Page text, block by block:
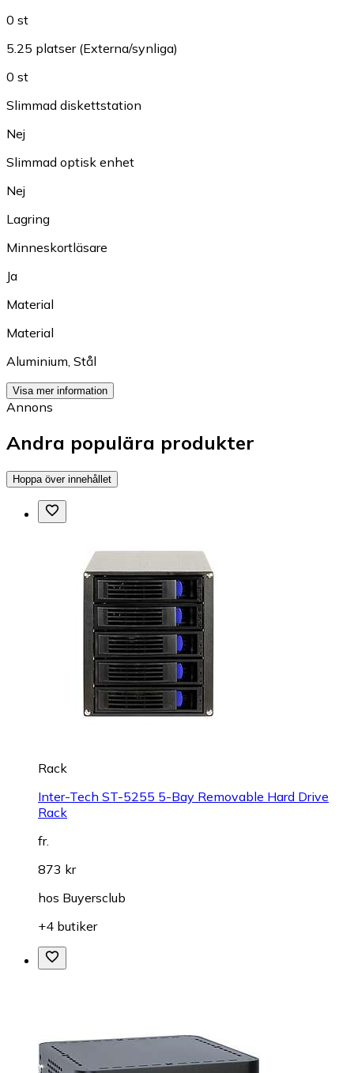
0 st
5.25 platser (Externa/synliga)
0 st
Slimmad diskettstation
Nej
Slimmad optisk enhet
Nej
Lagring
Minneskortläsare
Ja
Material
Material
Aluminium Stål
Visa mer information
Annons
Andra populära produkter
Hoppa över innehållet
Rack
Inter-Tech ST-5255 5-Bay Removable Hard Drive
Rack
fr.
873 kr
hos Buyersclub
+4 butiker